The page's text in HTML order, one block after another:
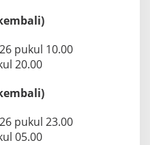
pukul 10.00
20.00
pukul 23.00
05.00